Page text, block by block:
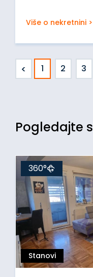
Više o nekretnini >
< 1 2 3
Pogledajte
Stanovi
360°